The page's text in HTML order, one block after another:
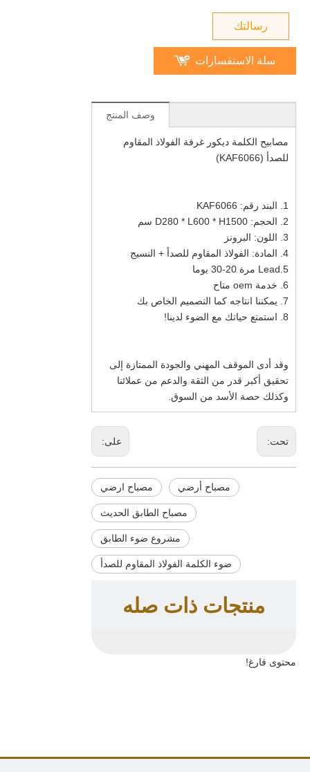
رسالتك
سلة الاستفسارات
وصف المنتج
مصابيح الكلمة ديكور غرفة الفولاذ المقاوم
للصدأ (KAF6066)
1. البند رقم: KAF6066
2. الحجم: D280 * L600 * H1500 سم
3. اللون: البرونز
4. المادة: الفولاذ المقاوم للصدأ + النسيج
5.Lead مرة 20-30 يوما
6. خدمة oem متاح
7. يمكننا انتاجه كما التصميم الخاص بك
8. استمتع حياتك مع الضوء لدينا!
وقد أدى الموقف المهني والجودة الممتازة إلى
تحقيق أكبر قدر من الثقة والدعم من عملائنا
وكذلك حصة الأسد من السوق.
على: تحت:
مصباح ارضي مصباح أرضي
مصباح الطابق الحديث
مشروع ضوء الطابق
ضوء الكلمة الفولاذ المقاوم للصدأ
منتجات ذات صله
محتوى فارغ!